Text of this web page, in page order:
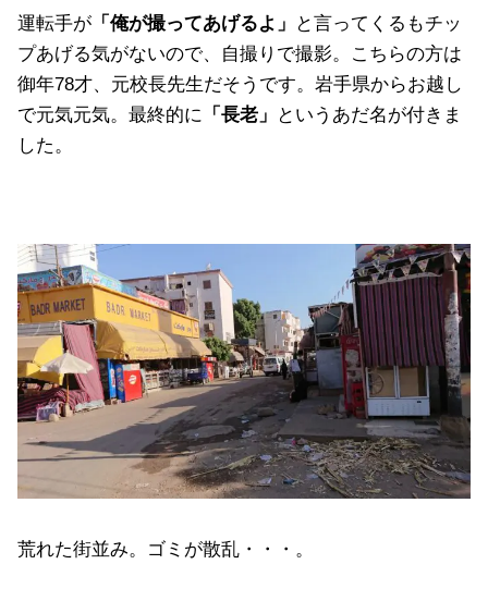
運転手が 「俺が撮ってあげるよ」
と言ってくるもチッ
プあげる気がないので、自撮りで撮影。こちらの方は
御年78才、元校長先生だそうです。岩手県からお越し
で元気元気。最終的に 「長老」
というあだ名が付きま
した。
荒れた街並み。ゴミが散乱・・・。